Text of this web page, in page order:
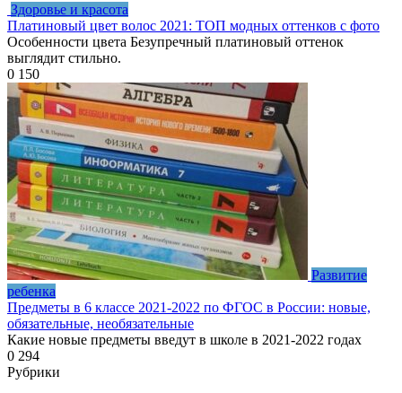
Здоровье и красота
Платиновый цвет волос 2021: ТОП модных оттенков с фото
Особенности цвета Безупречный платиновый оттенок
выглядит стильно.
0 150
Развитие
ребенка
Предметы в 6 классе 2021-2022 по ФГОС в России: новые,
обязательные, необязательные
Какие новые предметы введут в школе в 2021-2022 годах
0 294
Рубрики